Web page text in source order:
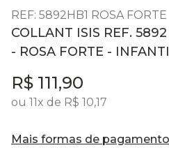
REF: 5892HB1 ROSA FORTE
COLLANT ISIS REF.
- ROSA FORTE -
R$ 111,90
ou 11x de R$ 10,17
Mais formas de pagamento